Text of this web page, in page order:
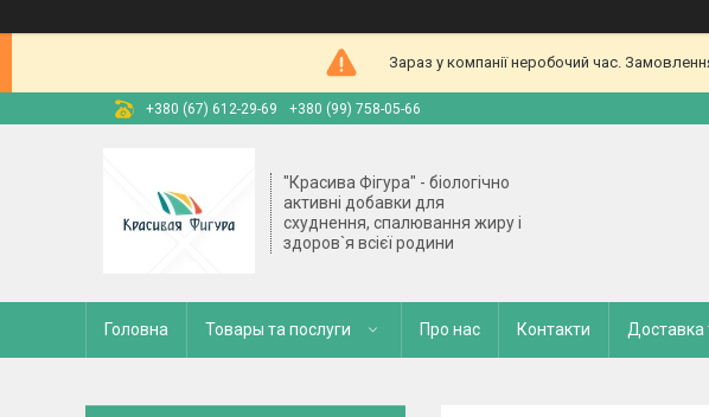
Зараз у компанії неробочий час.
+380 (67) 612-29-69 +380 (99) 758-05-66
"Красива Фігура" - біологічно
активні добавки для
схуднення, спалювання жиру і
здоров`я всієї родини
Головна Товары та послуги Про нас Контакти Доставка